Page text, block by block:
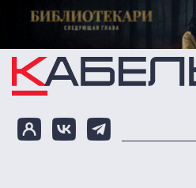
Перейти к основному